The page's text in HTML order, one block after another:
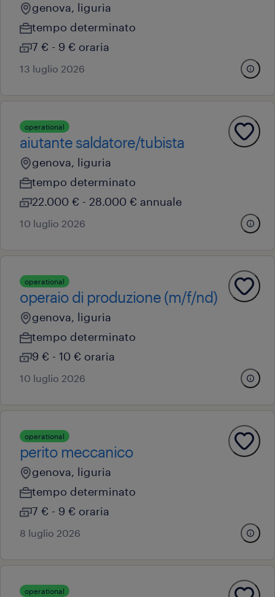
genova, liguria
tempo determinato
7 € - 9 € oraria
13 luglio 2026
operational
aiutante saldatore/tubista
genova, liguria
tempo determinato
22.000 € - 28.000 € annuale
10 luglio 2026
operational
operaio di produzione (m/f/nd)
genova, liguria
tempo determinato
9 € - 10 € oraria
10 luglio 2026
operational
perito meccanico
genova, liguria
tempo determinato
7 € - 9 € oraria
8 luglio 2026
operational